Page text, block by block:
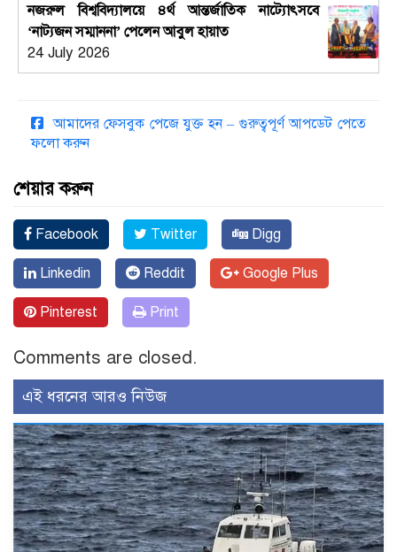
নজরুল বিশ্ববিদ্যালয়ে ৪র্থ আন্তর্জাতিক নাট্যোৎসবে
‘নাট্যজন সম্মাননা’ পেলেন আবুল হায়াত
24 July 2026
আমাদের ফেসবুক পেজে যুক্ত হন – গুরুত্বপূর্ণ আপডেট পেতে
ফলো করুন
শেয়ার করুন
Facebook Twitter Digg
Linkedin Reddit Google Plus
Pinterest Print
Comments are closed.
এই ধরনের আরও নিউজ